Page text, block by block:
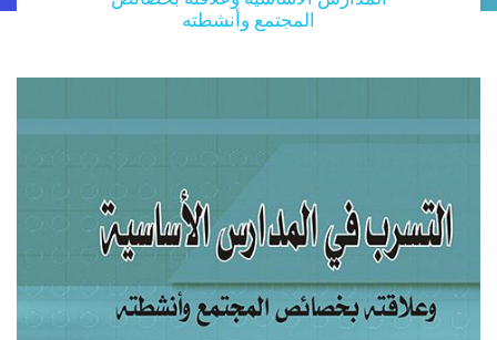
المجتمع وأنشطته